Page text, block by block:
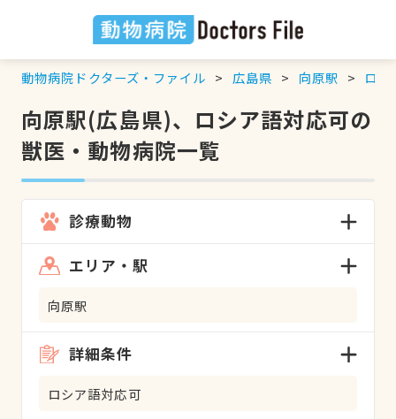
動物病院ドクターズ・ファイル 広島県 向原駅 ロシ
向原駅(広島県)、ロシア語対応可の
獣医・動物病院一覧
診療動物
エリア・駅
向原駅
詳細条件
ロシア語対応可